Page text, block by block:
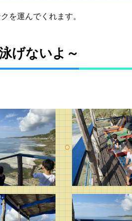
を運んでくれます。
げないよ～